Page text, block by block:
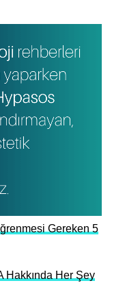
Gereken 5
Hakkında Her Şey